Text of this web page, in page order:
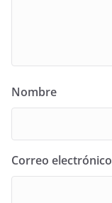
Nombre
Correo electrónico